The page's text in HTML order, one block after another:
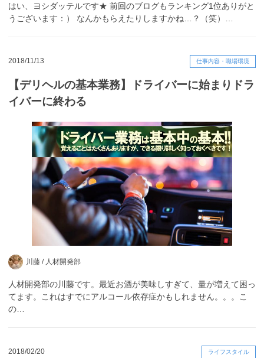
はい、ヨシダッテルです★ 前回のブログもランキング1位ありがと
うございます：） なんかもらえたりしますかね…？（笑）…
2018/11/13 仕事内容・職場環境
【デリヘルの基本業務】ドライバーに始まりドラ
イバーに終わる
川藤 / 人材開発部
人材開発部の川藤です。最近お酒が美味しすぎて、量が増えて困っ
てます。これはすでにアルコール依存症かもしれません。。。こ
の…
2018/02/20 ライフスタイル